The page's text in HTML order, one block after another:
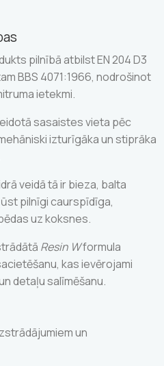
pilnībā atbilst EN 204 D3
BBS 4071:1966, nodrošinot
ietekmi.
sasaistes vieta pēc
izturīgāka un stiprāka
veidā tā ir bieza, balta
pilnīgi caurspīdīga,
uz koksnes.
Resin Wformula
kas ievērojami
detaļu salīmēšanu.
un